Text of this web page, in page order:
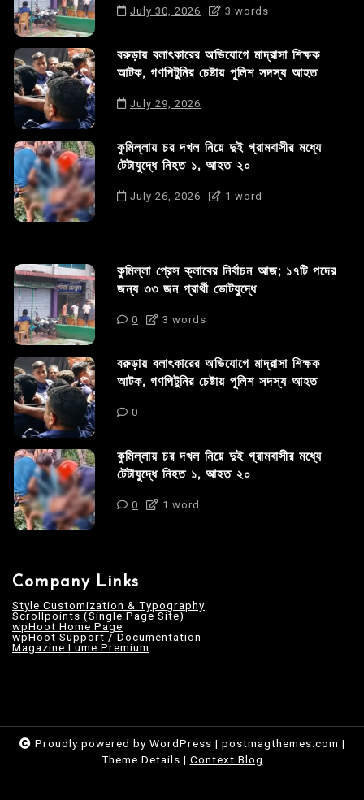
July 30, 2026 3 words
বরুড়ায় বলাৎকারের অভিযোগে মাদ্রাসা শিক্ষক
আটক, গণপিটুনির চেষ্টায় পুলিশ সদস্য আহত
July 29, 2026
কুমিল্লায় চর দখল নিয়ে দুই গ্রামবাসীর মধ্যে
টেটাযুদ্ধে নিহত ১, আহত ২০
July 26, 2026 1 word
কুমিল্লা প্রেস ক্লাবের নির্বাচন আজ; ১৭টি পদের
জন্য ৩৩ জন প্রার্থী ভোটযুদ্ধে
0 3 words
বরুড়ায় বলাৎকারের অভিযোগে মাদ্রাসা শিক্ষক
আটক, গণপিটুনির চেষ্টায় পুলিশ সদস্য আহত
0
কুমিল্লায় চর দখল নিয়ে দুই গ্রামবাসীর মধ্যে
টেটাযুদ্ধে নিহত ১, আহত ২০
0 1 word
Company Links
Style Customization & Typography
Scrollpoints (Single Page Site)
wpHoot Home Page
wpHoot Support / Documentation
Magazine Lume Premium
Proudly powered by WordPress | postmagthemes.com |
Theme Details | Context Blog